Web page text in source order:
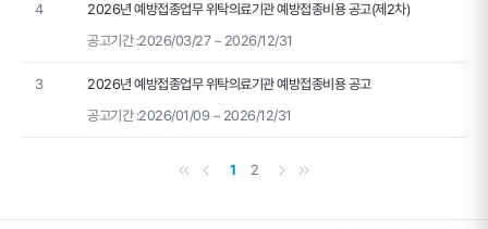
4
2026년 예방접종업무 위탁의료기관 예방접종비용 공고(제2차)
공고기간 :2026/03/27 ~ 2026/12/31
3
2026년 예방접종업무 위탁의료기관 예방접종비용 공고
공고기간 :2026/01/09 ~ 2026/12/31
첫 페이지
이전 페이지
1 2 다음 페이지
마지막 페이지